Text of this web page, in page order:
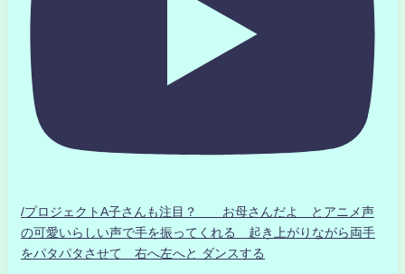
/プロジェクトA子さんも注目？ お母さんだよ とアニメ声
の可愛いらしい声で手を振ってくれる 起き上がりながら両手
をパタパタさせて 右へ左へと ダンスする